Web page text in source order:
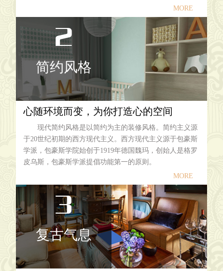
MORE
2
简约风格
心随环境而变，为你打造心的空间
现代简约风格是以简约为主的装修风格。简约主义源
于20世纪初期的西方现代主义。西方现代主义源于包豪斯
学派，包豪斯学院始创于1919年德国魏玛，创始人是格罗
皮乌斯，包豪斯学派提倡功能第一的原则。
MORE
3
复古气息